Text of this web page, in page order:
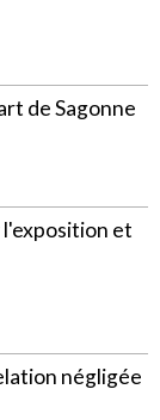
de Sagonne
et
négligée